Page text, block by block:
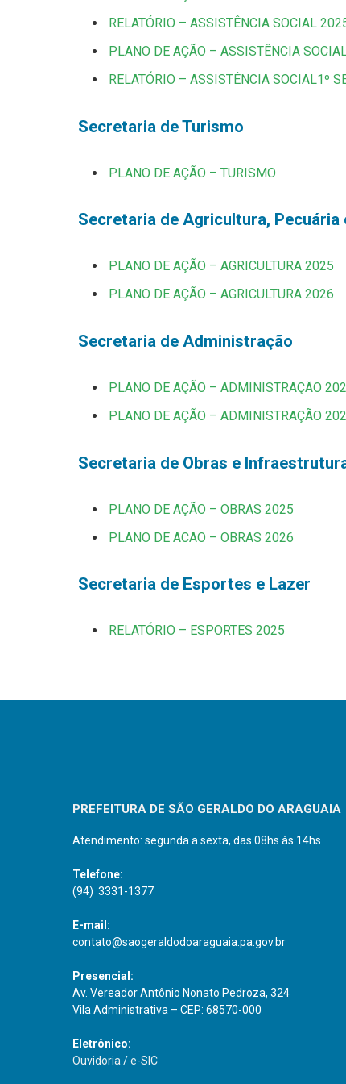
RELATÓRIO – ASSISTÊNCIA SOCIAL
PLANO DE AÇÃO – ASSISTÊNCIA
RELATÓRIO – ASSISTÊNCIA SOCIAL1º
Secretaria de Turismo
PLANO DE AÇÃO – TURISMO
Secretaria de Agricultura,
PLANO DE AÇÃO – AGRICULTURA 2025
PLANO DE AÇÃO – AGRICULTURA 2026
Secretaria de Administração
PLANO DE AÇÃO – ADMINISTRAÇÄO
PLANO DE AÇÃO – ADMINISTRAÇÃO
Secretaria de Obras e
PLANO DE AÇÃO – OBRAS 2025
PLANO DE ACAO – OBRAS 2026
Secretaria de Esportes e Lazer
RELATÓRIO – ESPORTES 2025
PREFEITURA DE SÃO GERALDO DO ARAGUAIA
Atendimento: segunda a sexta, das 08hs às 14hs
Telefone:
(94) 3331-1377
E-mail:
contato@saogeraldodoaraguaia.pa.gov.br
Presencial:
Av. Vereador Antônio Nonato Pedroza, 324
Vila Administrativa – CEP: 68570-000
Eletrônico:
Ouvidoria /e-SIC